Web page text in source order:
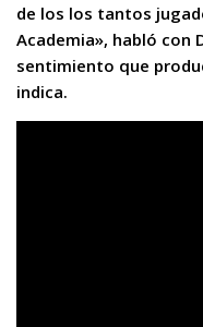
de los los tantos
Academia», habló
sentimiento que
indica.